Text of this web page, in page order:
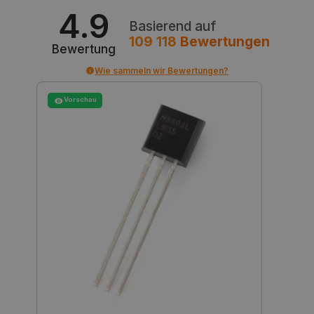
4.9
Bewertung
Basierend auf
109 118 Bewertungen
Wie sammeln wir Bewertungen?
Vorschau
critCartData